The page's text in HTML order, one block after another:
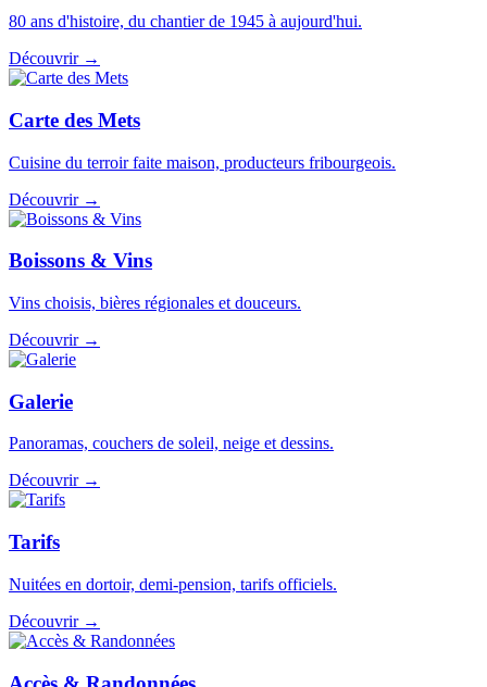
80 ans d'histoire, du chantier de 1945 à aujourd'hui.
Découvrir →
Carte des Mets
Cuisine du terroir faite maison, producteurs fribourgeois.
Découvrir →
Boissons & Vins
Vins choisis, bières régionales et douceurs.
Découvrir →
Galerie
Panoramas, couchers de soleil, neige et dessins.
Découvrir →
Tarifs
Nuitées en dortoir, demi-pension, tarifs officiels.
Découvrir →